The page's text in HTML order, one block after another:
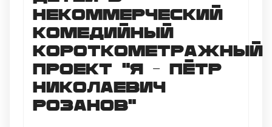
некоммерческий
комедийный
короткометражный
проект "Я - Пётр
Николаевич
Розанов"